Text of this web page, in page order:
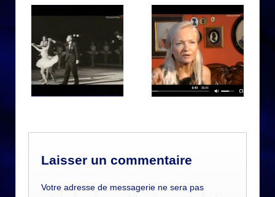
Laisser un commentaire
Votre adresse de messagerie ne sera pas